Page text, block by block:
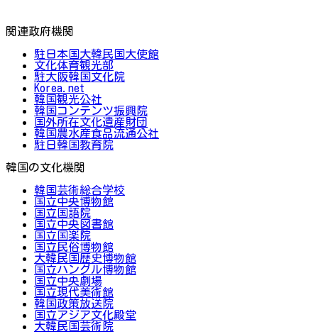
関連政府機関
駐日本国大韓民国大使館
文化体育観光部
駐大阪韓国文化院
Korea.net
韓国観光公社
韓国コンテンツ振興院
国外所在文化遺産財団
韓国農水産食品流通公社
駐日韓国教育院
韓国の文化機関
韓国芸術総合学校
国立中央博物館
国立国語院
国立中央図書館
国立国楽院
国立民俗博物館
大韓民国歴史博物館
国立ハングル博物館
国立中央劇場
国立現代美術館
韓国政策放送院
国立アジア文化殿堂
大韓民国芸術院